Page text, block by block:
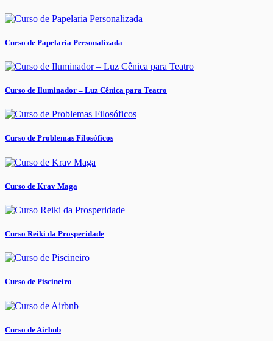
Curso de Papelaria Personalizada
Curso de Iluminador – Luz Cênica para Teatro
Curso de Problemas Filosóficos
Curso de Krav Maga
Curso Reiki da Prosperidade
Curso de Piscineiro
Curso de Airbnb